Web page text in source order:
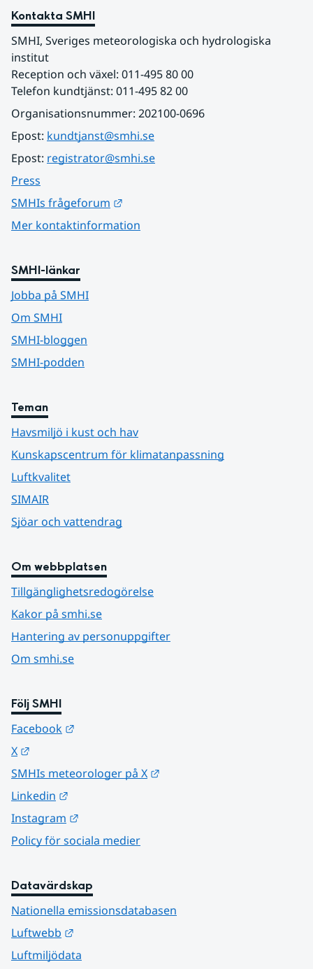
Kontakta SMHI
SMHI, Sveriges meteorologiska och hydrologiska
institut
Reception och växel: 011-495 80 00
Telefon kundtjänst: 011-495 82 00
Organisationsnummer: 202100-0696
Epost: kundtjanst@smhi.se
Epost: registrator@smhi.se
Press
SMHIs frågeforum
Mer kontaktinformation
SMHI-länkar
Jobba på SMHI
Om SMHI
SMHI-bloggen
SMHI-podden
Teman
Havsmiljö i kust och hav
Kunskapscentrum för klimatanpassning
Luftkvalitet
SIMAIR
Sjöar och vattendrag
Om webbplatsen
Tillgänglighetsredogörelse
Kakor på smhi.se
Hantering av personuppgifter
Om smhi.se
Följ SMHI
Facebook
X
SMHIs meteorologer på X
Linkedin
Instagram
Policy för sociala medier
Datavärdskap
Nationella emissionsdatabasen
Luftwebb
Luftmiljödata